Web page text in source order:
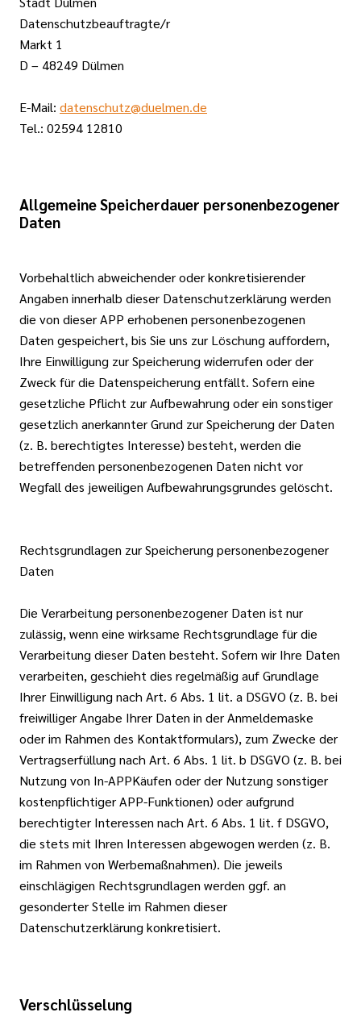
Datenschutzbeauftragte/r
Markt 1
D – 48249 Dülmen
E-Mail: datenschutz@duelmen.de
Tel.: 02594 12810
Allgemeine Speicherdauer personenbezogener
Daten
Vorbehaltlich abweichender oder konkretisierender
Angaben innerhalb dieser Datenschutzerklärung werden
die von dieser APP erhobenen personenbezogenen
Daten gespeichert, bis Sie uns zur Löschung auffordern,
Ihre Einwilligung zur Speicherung widerrufen oder der
Zweck für die Datenspeicherung entfällt. Sofern eine
gesetzliche Pflicht zur Aufbewahrung oder ein sonstiger
gesetzlich anerkannter Grund zur Speicherung der Daten
(z. B. berechtigtes Interesse) besteht, werden die
betreffenden personenbezogenen Daten nicht vor
Wegfall des jeweiligen Aufbewahrungsgrundes gelöscht.
Rechtsgrundlagen zur Speicherung personenbezogener
Daten
Die Verarbeitung personenbezogener Daten ist nur
zulässig, wenn eine wirksame Rechtsgrundlage für die
Verarbeitung dieser Daten besteht. Sofern wir Ihre Daten
verarbeiten, geschieht dies regelmäßig auf Grundlage
Ihrer Einwilligung nach Art. 6 Abs. 1 lit. a DSGVO (z. B. bei
freiwilliger Angabe Ihrer Daten in der Anmeldemaske
oder im Rahmen des Kontaktformulars), zum Zwecke der
Vertragserfüllung nach Art. 6 Abs. 1 lit. b DSGVO (z. B. bei
Nutzung von In-APPKäufen oder der Nutzung sonstiger
kostenpflichtiger APP-Funktionen) oder aufgrund
berechtigter Interessen nach Art. 6 Abs. 1 lit. f DSGVO,
die stets mit Ihren Interessen abgewogen werden (z. B.
im Rahmen von Werbemaßnahmen). Die jeweils
einschlägigen Rechtsgrundlagen werden ggf. an
gesonderter Stelle im Rahmen dieser
Datenschutzerklärung konkretisiert.
Verschlüsselung